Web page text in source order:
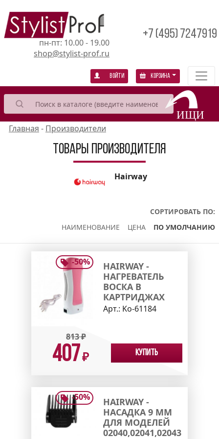
пн-пт: 10.00 - 19.00
shop@stylist-prof.ru
+7 (495) 7247919
Войти Корзина
Главная - Производители
Товары производителя
Hairway
СОРТИРОВАТЬ ПО:
НАИМЕНОВАНИЕ
ЦЕНА ПО УМОЛЧАНИЮ
-50%
HAIRWAY -
НАГРЕВАТЕЛЬ
ВОСКА В
КАРТРИДЖАХ
Арт.: Ko-61184
813₽
407₽ Купить
-50%
HAIRWAY -
НАСАДКА 9 ММ
ДЛЯ МОДЕЛЕЙ
02040,02041,02043